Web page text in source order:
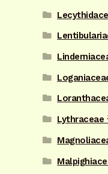
Lythraceae